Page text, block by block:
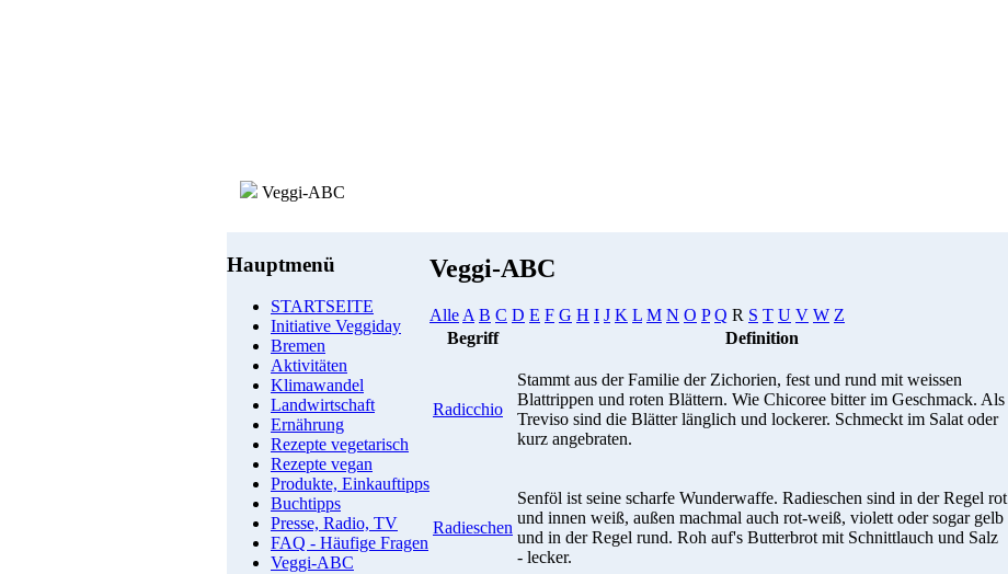
Veggi-ABC
Hauptmenü
STARTSEITE
Initiative Veggiday
Bremen
Aktivitäten
Klimawandel
Landwirtschaft
Ernährung
Rezepte vegetarisch
Rezepte vegan
Produkte, Einkauftipps
Buchtipps
Presse, Radio, TV
FAQ - Häufige Fragen
Veggi-ABC
Veggi-ABC
Alle A B C D E F G H I J K L M N O P Q R S T U V W Z
Begriff
Definition
Radicchio
Stammt aus der Familie der Zichorien, fest und rund mit weissen
Blattrippen und roten Blättern. Wie Chicoree bitter im Geschmack. Als
Treviso sind die Blätter länglich und lockerer. Schmeckt im Salat oder
kurz angebraten.
Radieschen
Senföl ist seine scharfe Wunderwaffe. Radieschen sind in der Regel rot
und innen weiß, außen machmal auch rot-weiß, violett oder sogar gelb
und in der Regel rund. Roh auf's Butterbrot mit Schnittlauch und Salz
- lecker.